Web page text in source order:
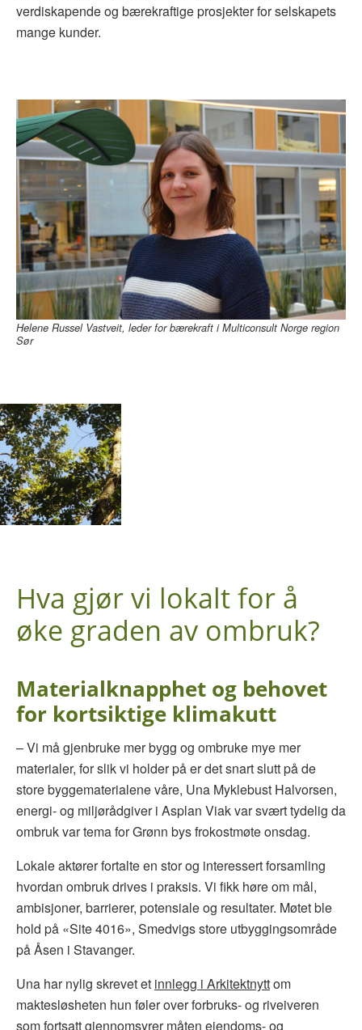
verdiskapende og bærekraftige prosjekter for selskapets
mange kunder.
Helene Russel Vastveit, leder for bærekraft i Multiconsult Norge region
Sør
Hva gjør vi lokalt for å
øke graden av ombruk?
Materialknapphet og behovet
for kortsiktige klimakutt
– Vi må gjenbruke mer bygg og ombruke mye mer
materialer, for slik vi holder på er det snart slutt på de
store byggematerialene våre, Una Myklebust Halvorsen,
energi- og miljørådgiver i Asplan Viak var svært tydelig da
ombruk var tema for Grønn bys frokostmøte onsdag.
Lokale aktører fortalte en stor og interessert forsamling
hvordan ombruk drives i praksis. Vi fikk høre om mål,
ambisjoner, barrierer, potensiale og resultater. Møtet ble
hold på «Site 4016», Smedvigs store utbyggingsområde
på Åsen i Stavanger.
Una har nylig skrevet et innlegg i Arkitektnyttom
maktesløsheten hun føler over forbruks- og riveiveren
som fortsatt gjennomsyrer måten eiendoms- og